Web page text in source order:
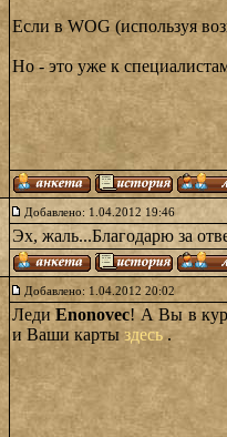
Если в WOG (используя
Но - это уже к
Добавлено: 1.04.2012 19:46
Эх, жаль...Благодарю за
Добавлено: 1.04.2012 20:02
ЛедиEnonovec! А Вы в
и Ваши карты здесь.